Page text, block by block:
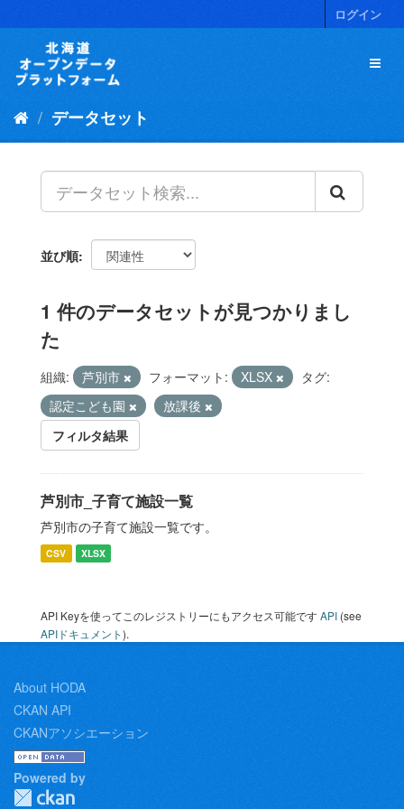
キ
ログイン
データセット
並び順
1 件のデータセットが見つかりまし
た
組織: 芦別市 フォーマット: XLSX
タグ:
認定こども園
放課後
フィルタ結果
芦別市_子育て施設一覧
芦別市の子育て施設一覧です。
CSV XLSX
API Keyを使ってこのレジストリーにもアクセス可能ですAPI (see
APIドキュメント).
About HODA
CKAN API
CKANアソシエーション
Powered by